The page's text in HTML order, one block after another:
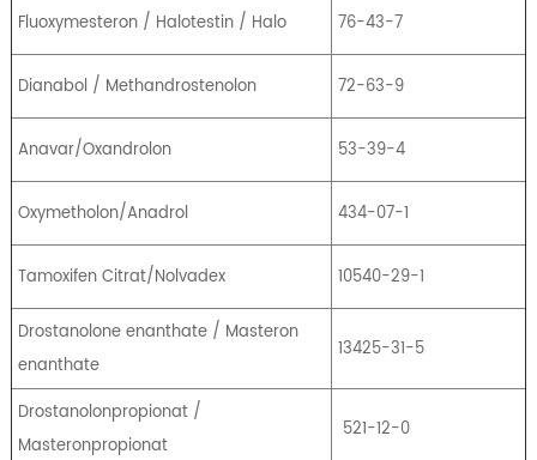
Fluoxymesteron / Halotestin / Halo 76-43-7
Dianabol / Methandrostenolon 72-63-9
Anavar/Oxandrolon 53-39-4
Oxymetholon/Anadrol 434-07-1
Tamoxifen Citrat/Nolvadex 10540-29-1
Drostanolone enanthate / Masteron
enanthate
13425-31-5
Drostanolonpropionat /
Masteronpropionat
521-12-0